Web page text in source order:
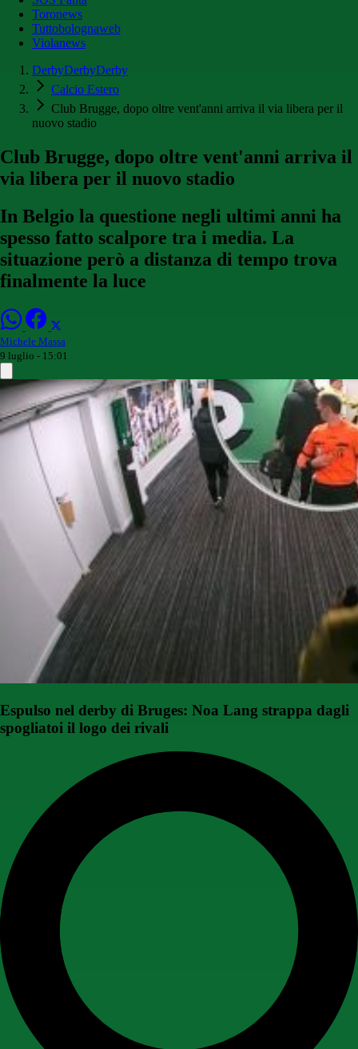
Toronews
Tuttobolognaweb
Violanews
DerbyDerbyDerby
Calcio Estero
Club Brugge, dopo oltre vent'anni arriva il via libera per il
nuovo stadio
Club Brugge, dopo oltre vent'anni arriva il
via libera per il nuovo stadio
In Belgio la questione negli ultimi anni ha
spesso fatto scalpore tra i media. La
situazione però a distanza di tempo trova
finalmente la luce
Michele Massa
9 luglio - 15:01
Espulso nel derby di Bruges: Noa Lang strappa dagli
spogliatoi il logo dei rivali